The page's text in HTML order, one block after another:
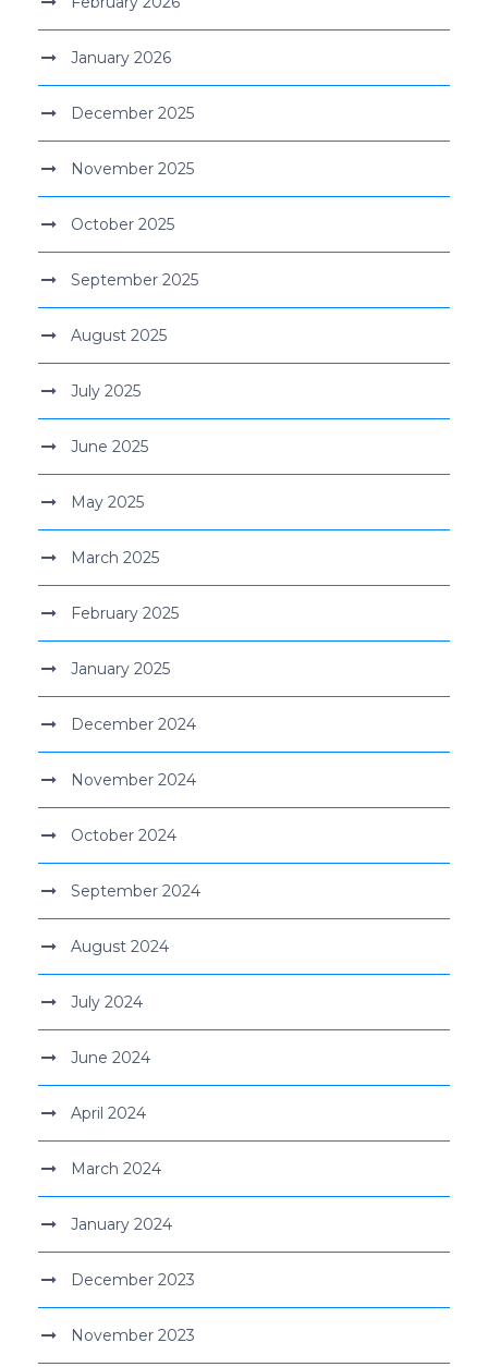
January 2026
December 2025
November 2025
October 2025
September 2025
August 2025
July 2025
June 2025
May 2025
March 2025
February 2025
January 2025
December 2024
November 2024
October 2024
September 2024
August 2024
July 2024
June 2024
April 2024
March 2024
January 2024
December 2023
November 2023